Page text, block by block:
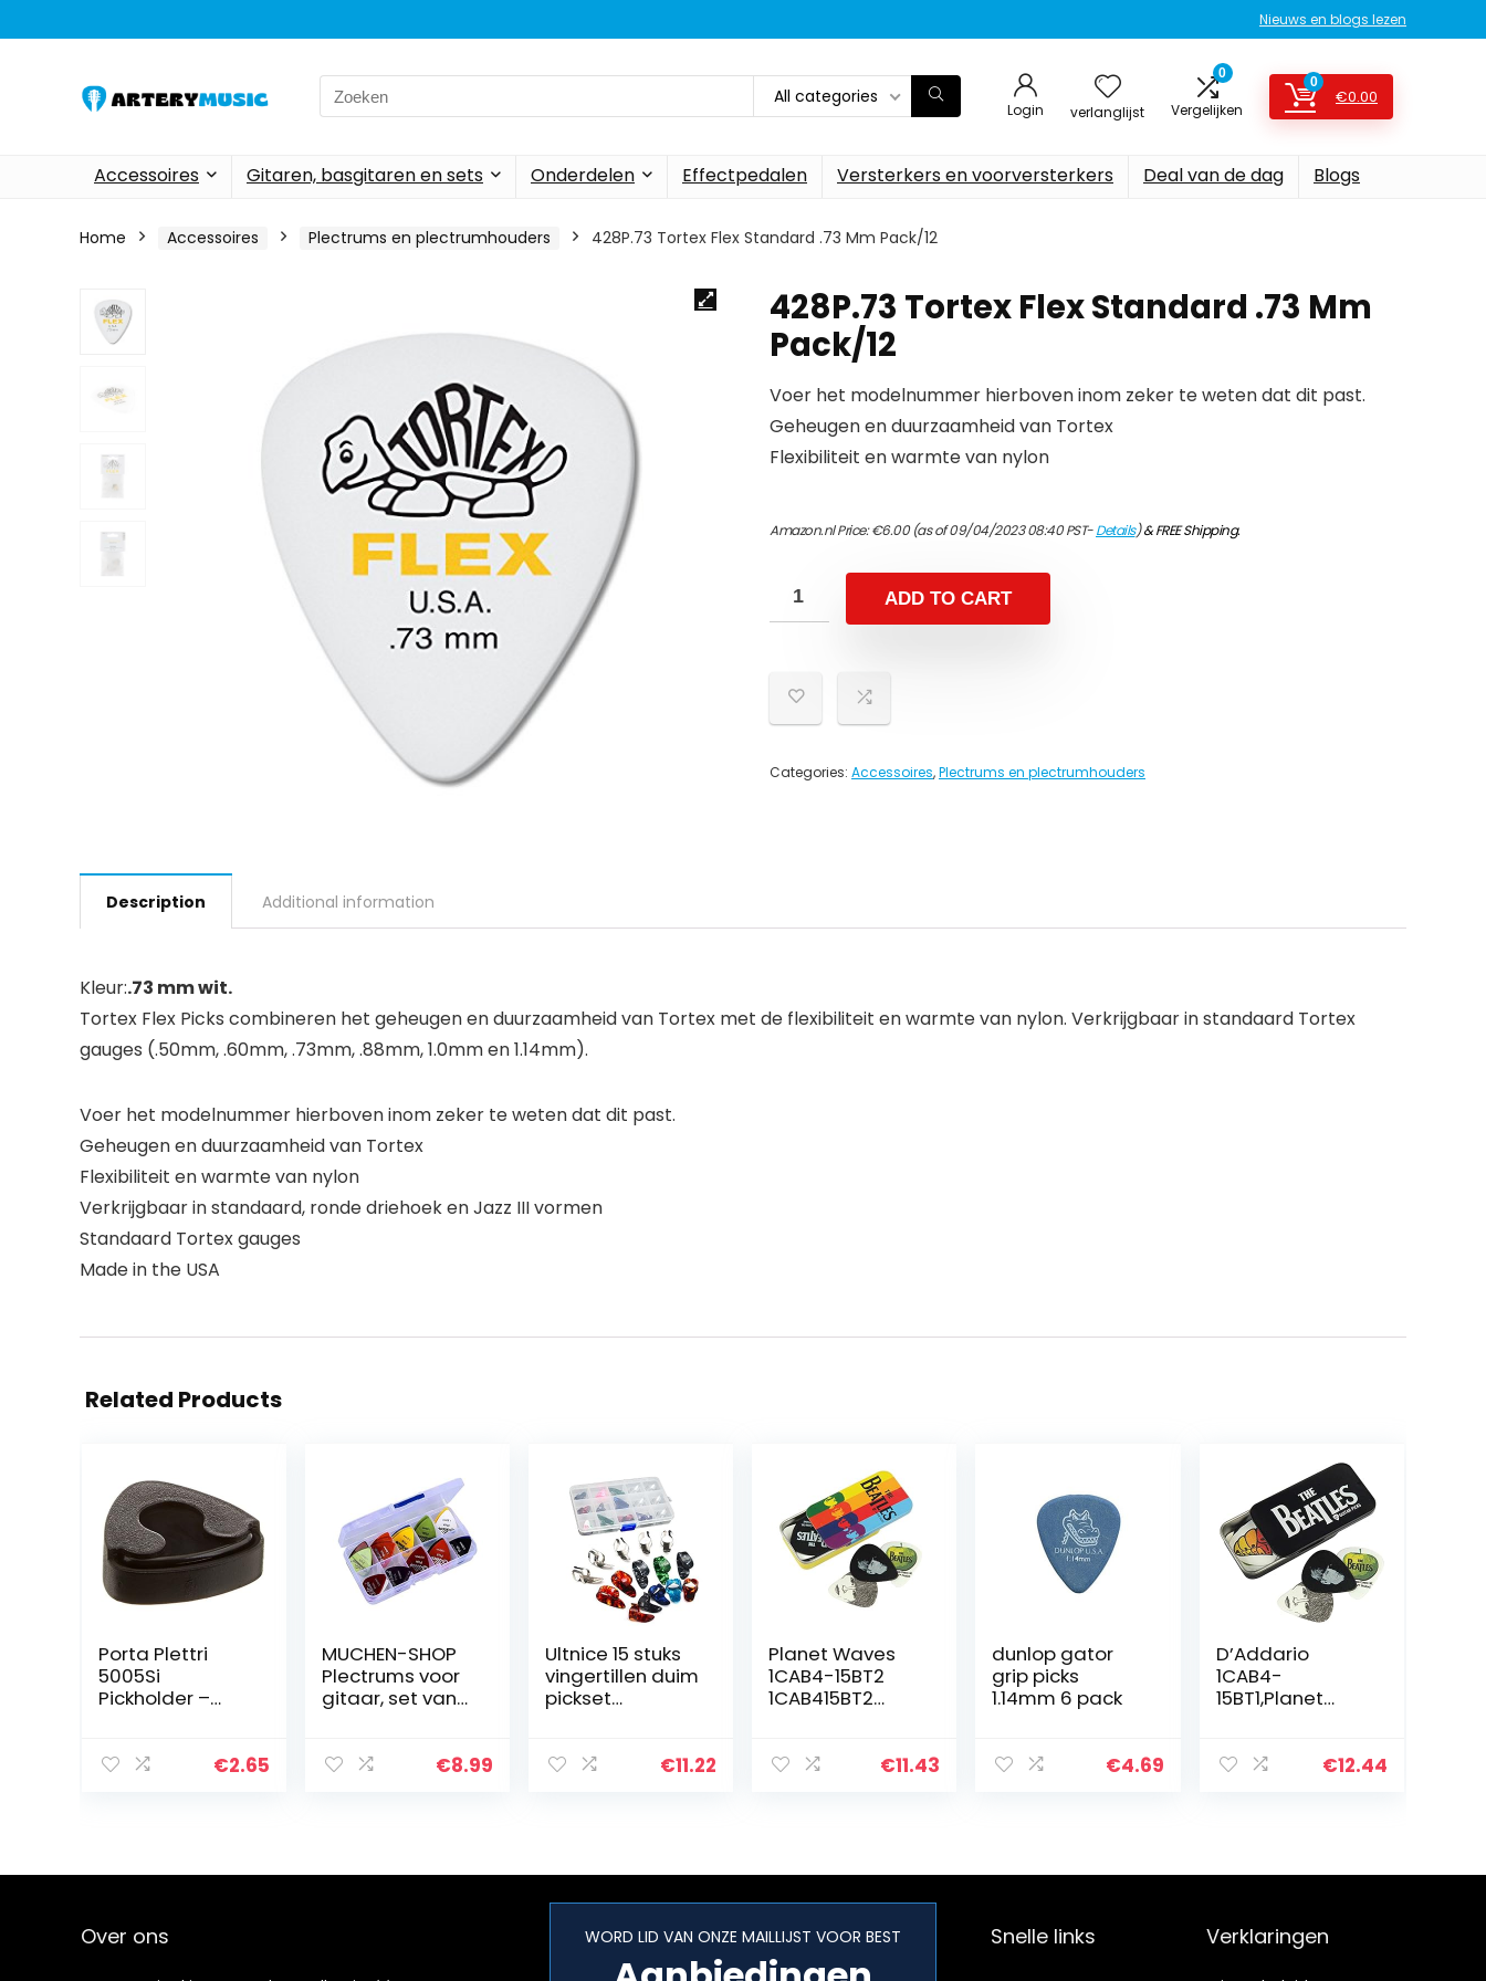
Nieuws en blogs lezen
Search
for:
All categories
Login verlanglijst
0
Vergelijken
0
€0.00
Accessoires Gitaren, basgitaren en sets Onderdelen Effectpedalen Versterkers en voorversterkers Deal van de dag Blogs
Home Accessoires Plectrums en plectrumhouders 428P.73 Tortex Flex Standard .73 Mm Pack/12
428P.73 Tortex Flex Standard .73 Mm
Pack/12
Voer het modelnummer hierboven inom zeker te weten dat dit past.
Geheugen en duurzaamheid van Tortex
Flexibiliteit en warmte van nylon
Amazon.nl Price:€6.00(as of 09/04/2023 08:40 PST-Details)&FREE Shipping.
ADD TO CART
Categories: Accessoires,Plectrums en plectrumhouders
Description Additional information
Kleur:.73 mm wit.
Tortex Flex Picks combineren het geheugen en duurzaamheid van Tortex met de flexibiliteit en warmte van nylon. Verkrijgbaar in standaard Tortex
gauges (.50mm, .60mm, .73mm, .88mm, 1.0mm en 1.14mm).
Voer het modelnummer hierboven inom zeker te weten dat dit past.
Geheugen en duurzaamheid van Tortex
Flexibiliteit en warmte van nylon
Verkrijgbaar in standaard, ronde driehoek en Jazz III vormen
Standaard Tortex gauges
Made in the USA
Related Products
Porta Plettri
5005Si
Pickholder –
€2.65
MUCHEN-SHOP
Plectrums voor
gitaar, set van
akoestische €8.99
Ultnice 15 stuks
vingertillen duim
pickset
opbergdoos €11.22
Planet Waves
1CAB4-15BT2
1CAB415BT2
Pick Tins Stripes
€11.43
dunlop gator
grip picks
1.14mm 6 pack
€4.69
D’Addario
1CAB4-
15BT1,Planet
Beatles
€12.44
Over ons WORD LID VAN ONZE MAILLIJST VOOR BEST Snelle links Verklaringen